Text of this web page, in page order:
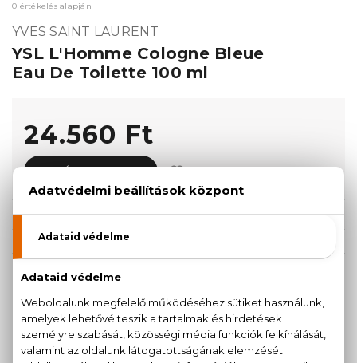
0 értékelés alapján
YVES SAINT LAURENT
YSL L'Homme Cologne Bleue
Eau De Toilette 100 ml
24.560 Ft
Törzsvásárlóknak csak:23.332 Ft
24.560 Ft
KAPCSOLÓDÓ TERMÉKEK